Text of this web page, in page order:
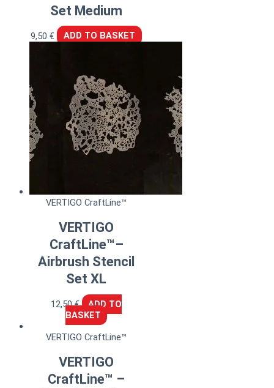
Set Medium
9,50€ ADD TO BASKET
VERTIGO CraftLine™
VERTIGO
CraftLine™–
Airbrush Stencil
Set XL
12,50€
ADD TO
BASKET
VERTIGO CraftLine™
VERTIGO
CraftLine™ –